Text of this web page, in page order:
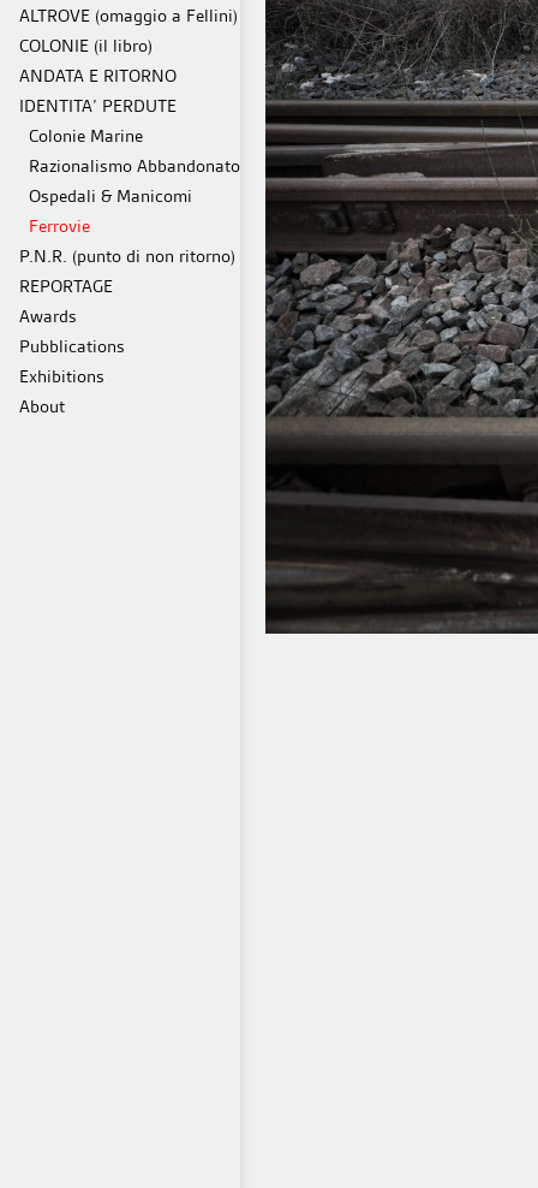
ALTROVE (omaggio a Fellini)
COLONIE (il libro)
ANDATA E RITORNO
IDENTITA’ PERDUTE
Colonie Marine
Razionalismo Abbandonato
Ospedali & Manicomi
Ferrovie
P.N.R. (punto di non ritorno)
REPORTAGE
Awards
Pubblications
Exhibitions
About